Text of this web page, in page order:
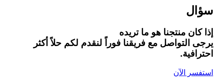
سؤال
إذا كان منتجنا هو ما تريده
يرجى التواصل مع فريقنا فوراً لنقدم لكم حلاً أكثر
احترافية.
استفسر الآن